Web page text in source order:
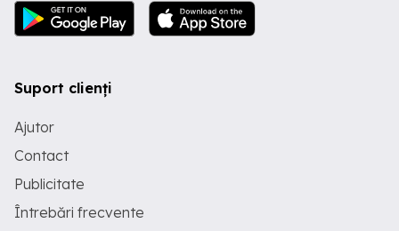
Suport clienți
Ajutor
Contact
Publicitate
Întrebări frecvente